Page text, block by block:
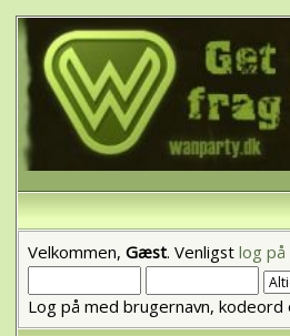
Velkommen, Gæst. Venligst log på
Log på med brugernavn,